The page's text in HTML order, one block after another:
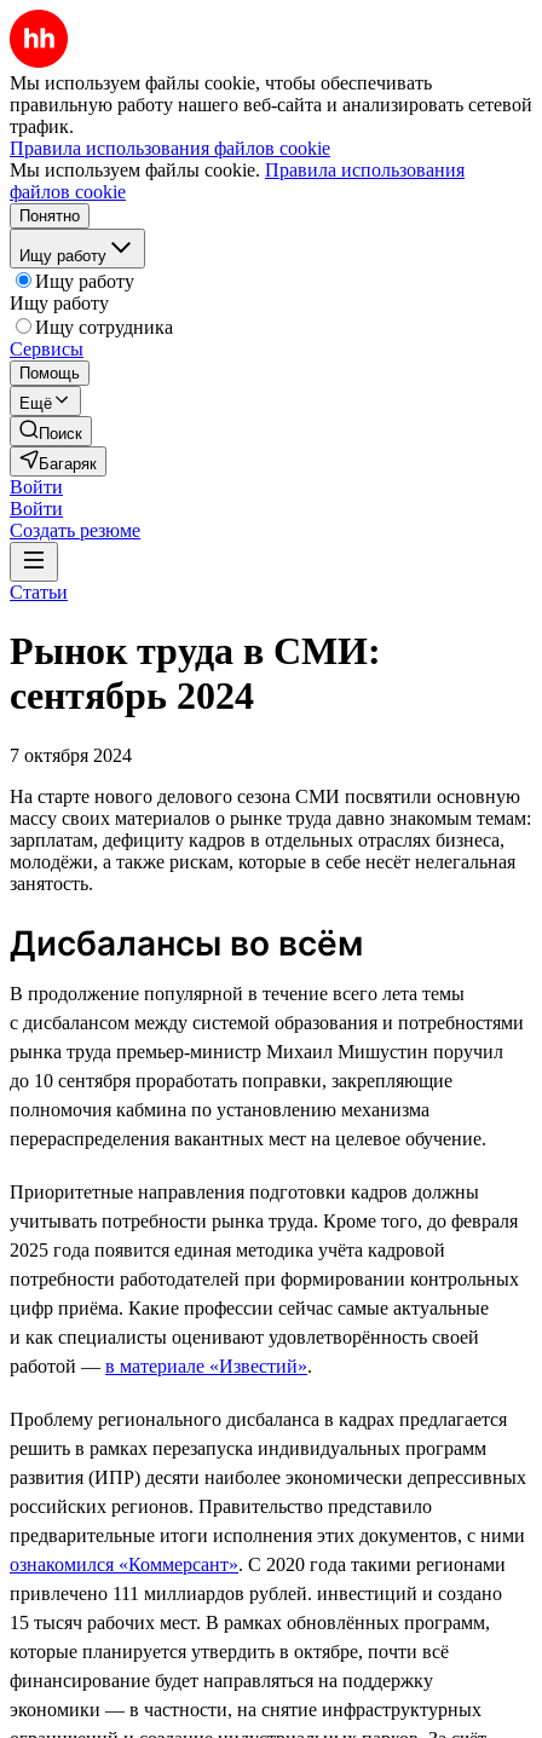
Мы используем файлы cookie, чтобы обеспечивать
правильную работу нашего веб-сайта и анализировать сетевой
трафик.
Правила использования файлов cookie
Мы используем файлы cookie. Правила использования
файлов cookie
Понятно
Ищу работу
Ищу работу
Ищу работу
Ищу сотрудника
Сервисы
Помощь
Ещё
Поиск
Багаряк
Войти
Войти
Создать резюме
Статьи
Рынок труда в СМИ:
сентябрь 2024
7 октября 2024
На старте нового делового сезона СМИ посвятили основную
массу своих материалов о рынке труда давно знакомым темам:
зарплатам, дефициту кадров в отдельных отраслях бизнеса,
молодёжи, а также рискам, которые в себе несёт нелегальная
занятость.
Дисбалансы во всём
В продолжение популярной в течение всего лета темы
с дисбалансом между системой образования и потребностями
рынка труда премьер-министр Михаил Мишустин поручил
до 10 сентября проработать поправки, закрепляющие
полномочия кабмина по установлению механизма
перераспределения вакантных мест на целевое обучение.
Приоритетные направления подготовки кадров должны
учитывать потребности рынка труда. Кроме того, до февраля
2025 года появится единая методика учёта кадровой
потребности работодателей при формировании контрольных
цифр приёма. Какие профессии сейчас самые актуальные
и как специалисты оценивают удовлетворённость своей
работой — в материале «Известий».
Проблему регионального дисбаланса в кадрах предлагается
решить в рамках перезапуска индивидуальных программ
развития (ИПР) десяти наиболее экономически депрессивных
российских регионов. Правительство представило
предварительные итоги исполнения этих документов, с ними
ознакомился «Коммерсант». С 2020 года такими регионами
привлечено 111 миллиардов рублей. инвестиций и создано
15 тысяч рабочих мест. В рамках обновлённых программ,
которые планируется утвердить в октябре, почти всё
финансирование будет направляться на поддержку
экономики — в частности, на снятие инфраструктурных